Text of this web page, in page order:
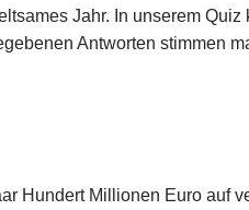
Jahr. In unserem
Antworten stimmen
Hundert Millionen Euro auf